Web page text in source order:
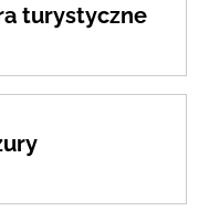
turystyczne